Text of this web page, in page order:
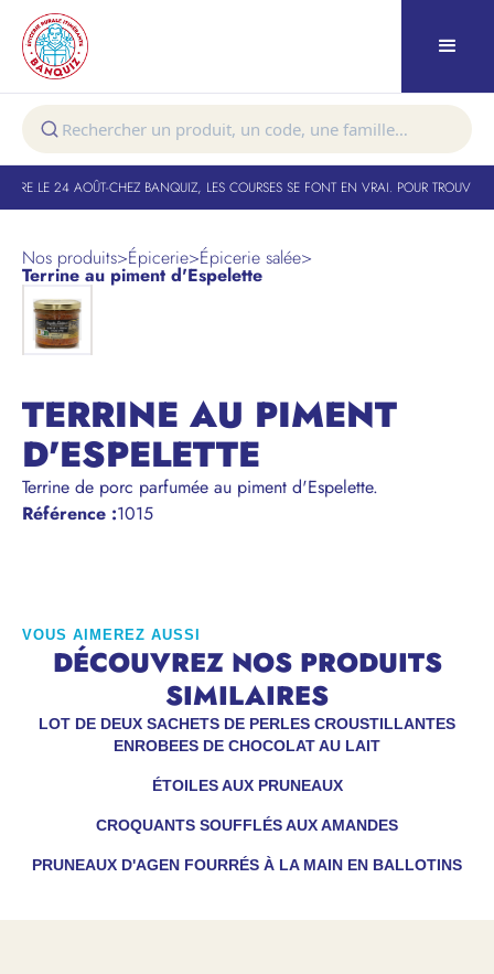
LE 24 AOÛT-CHEZ BANQUIZ, LES COURSES SE FONT EN VRAI. POUR TROUVER
Nos produits>Épicerie>Épicerie salée>
Terrine au piment d'Espelette
TERRINE AU PIMENT
D'ESPELETTE
Terrine de porc parfumée au piment d'Espelette.
Référence :1015
VOUS AIMEREZ AUSSI
DÉCOUVREZ NOS PRODUITS
SIMILAIRES
LOT DE DEUX SACHETS DE PERLES CROUSTILLANTES
ENROBEES DE CHOCOLAT AU LAIT
ÉTOILES AUX PRUNEAUX
CROQUANTS SOUFFLÉS AUX AMANDES
PRUNEAUX D'AGEN FOURRÉS À LA MAIN EN BALLOTINS